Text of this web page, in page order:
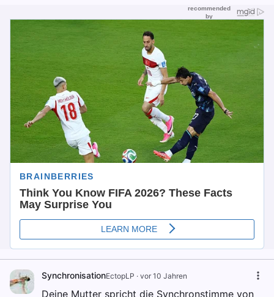
SynchronisationEctopLP · vor 10 Jahren
Deine Mutter spricht die Synchronstimme von